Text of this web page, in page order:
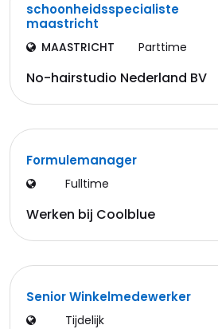
schoonheidsspecialiste
maastricht
MAASTRICHT Parttime
No-hairstudio Nederland BV
Formulemanager
Fulltime
Werken bij Coolblue
Senior Winkelmedewerker
Tijdelijk